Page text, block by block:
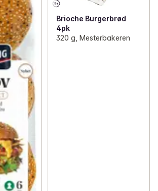
Brioche Burgerbrød
4pk
320 g, Mesterbakeren